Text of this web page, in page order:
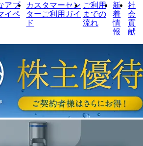
アプ
イペ
カスタマーセン
ターご利用ガイ
ド
ご利用
までの
流れ
新
着
情
報
社
会
貢
献